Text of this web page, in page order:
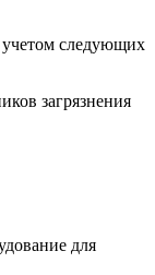
следующих
загрязнения
для